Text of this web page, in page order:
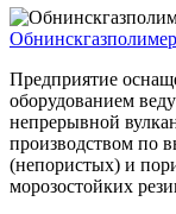
Обнинскгазполимер
Предприятие
оборудованием
непрерывной
производством по
(непористых) и
морозостойких